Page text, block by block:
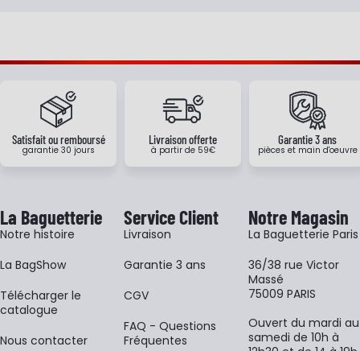
Satisfait ou remboursé
garantie 30 jours
Livraison offerte
à partir de 59€
Garantie 3 ans
pièces et main d'oeuvre
La Baguetterie
Notre histoire
La BagShow
​Télécharger le
catalogue
Nous contacter
Service Client
Livraison
Garantie 3 ans
CGV
FAQ - Questions
Fréquentes
Notre Magasin
La Baguetterie Paris
36/38 rue Victor
Massé
75009 PARIS
Ouvert du mardi au
samedi de 10h à